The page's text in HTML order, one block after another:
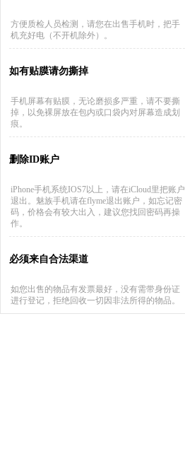
方便质检人员检测，请您在出售手机时，把手
机充好电（不开机除外）。
如有贴膜请勿撕掉
手机屏幕有贴膜，无论磨损多严重，请不要撕
掉，以免裸屏放在包内或口袋内对屏幕造成划
痕。
删除ID账户
iPhone手机系统IOS7以上，请在iCloud里把账户
退出。魅族手机请在flyme退出账户，如忘记密
码，价格会有较大出入，建议您找回密码再操
作。
必须来自合法渠道
如您出售的物品有发票最好，没有需带身份证
进行登记，拒绝回收一切因非法所得的物品。